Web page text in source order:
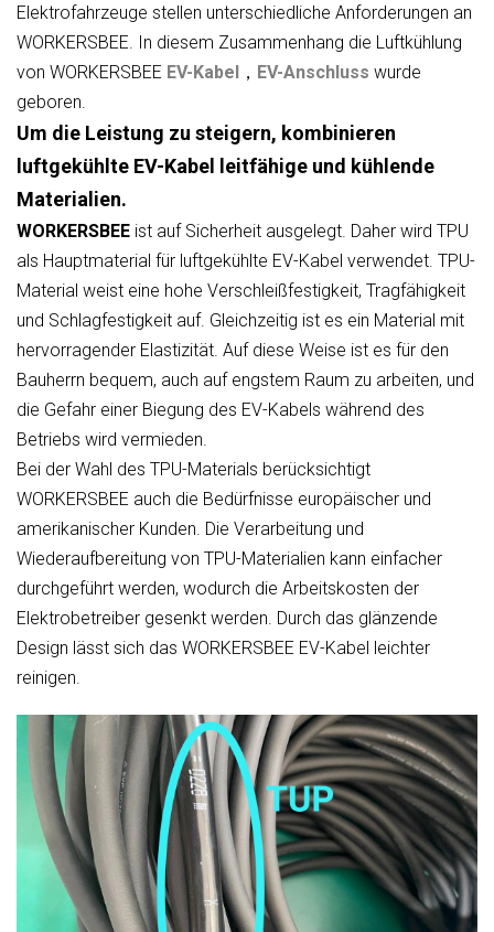
Elektrofahrzeuge stellen unterschiedliche Anforderungen an
WORKERSBEE. In diesem Zusammenhang die Luftkühlung
von WORKERSBEE EV-Kabel ， EV-Anschluss wurde
geboren.
Um die Leistung zu steigern, kombinieren
luftgekühlte EV-Kabel leitfähige und kühlende
Materialien.
WORKERSBEE ist auf Sicherheit ausgelegt. Daher wird TPU
als Hauptmaterial für luftgekühlte EV-Kabel verwendet. TPU-
Material weist eine hohe Verschleißfestigkeit, Tragfähigkeit
und Schlagfestigkeit auf. Gleichzeitig ist es ein Material mit
hervorragender Elastizität. Auf diese Weise ist es für den
Bauherrn bequem, auch auf engstem Raum zu arbeiten, und
die Gefahr einer Biegung des EV-Kabels während des
Betriebs wird vermieden.
Bei der Wahl des TPU-Materials berücksichtigt
WORKERSBEE auch die Bedürfnisse europäischer und
amerikanischer Kunden. Die Verarbeitung und
Wiederaufbereitung von TPU-Materialien kann einfacher
durchgeführt werden, wodurch die Arbeitskosten der
Elektrobetreiber gesenkt werden. Durch das glänzende
Design lässt sich das WORKERSBEE EV-Kabel leichter
reinigen.